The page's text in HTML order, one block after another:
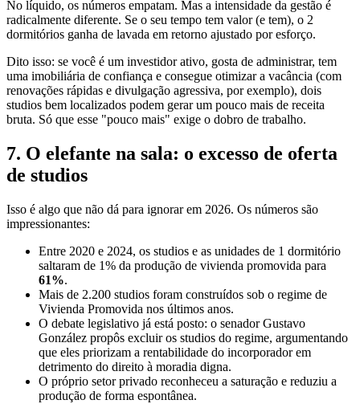
No líquido, os números empatam. Mas a intensidade da gestão é
radicalmente diferente. Se o seu tempo tem valor (e tem), o 2
dormitórios ganha de lavada em retorno ajustado por esforço.
Dito isso: se você é um investidor ativo, gosta de administrar, tem
uma imobiliária de confiança e consegue otimizar a vacância (com
renovações rápidas e divulgação agressiva, por exemplo), dois
studios bem localizados podem gerar um pouco mais de receita
bruta. Só que esse "pouco mais" exige o dobro de trabalho.
7. O elefante na sala: o excesso de oferta
de studios
Isso é algo que não dá para ignorar em 2026. Os números são
impressionantes:
Entre 2020 e 2024, os studios e as unidades de 1 dormitório
saltaram de 1% da produção de vivienda promovida para
61%.
Mais de 2.200 studios foram construídos sob o regime de
Vivienda Promovida nos últimos anos.
O debate legislativo já está posto: o senador Gustavo
González propôs excluir os studios do regime, argumentando
que eles priorizam a rentabilidade do incorporador em
detrimento do direito à moradia digna.
O próprio setor privado reconheceu a saturação e reduziu a
produção de forma espontânea.